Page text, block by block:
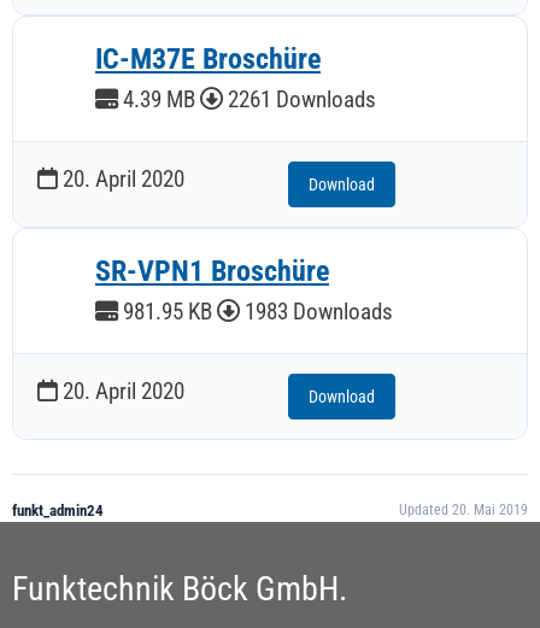
IC-M37E Broschüre
4.39 MB 2261 Downloads
20. April 2020 Download
SR-VPN1 Broschüre
981.95 KB 1983 Downloads
20. April 2020 Download
funkt_admin24 Updated 20. Mai 2019
Funktechnik Böck GmbH.